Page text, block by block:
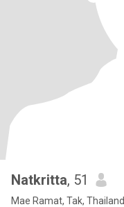
Natkritta, 51
Mae Ramat, Tak, Thailand